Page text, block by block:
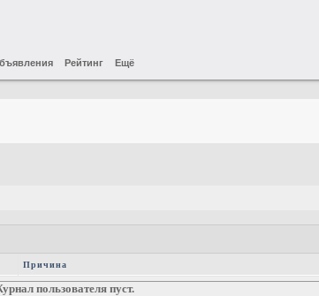
Рейтинг Ещё
Причина
пользователя пуст.